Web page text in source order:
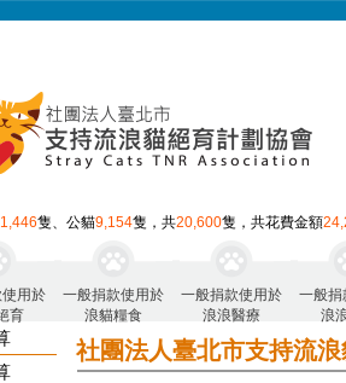
隻、公貓9,154隻，共20,600隻，共花費金額
用於
育
一般捐款使用於
浪貓糧食
一般捐款使用於
浪浪醫療
一般捐
浪
社團法人臺北市支持流